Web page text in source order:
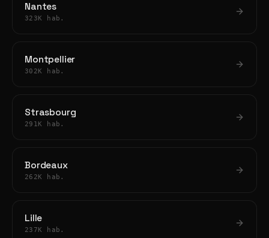
Nantes
323K hab.
Montpellier
302K hab.
Strasbourg
291K hab.
Bordeaux
262K hab.
Lille
237K hab.